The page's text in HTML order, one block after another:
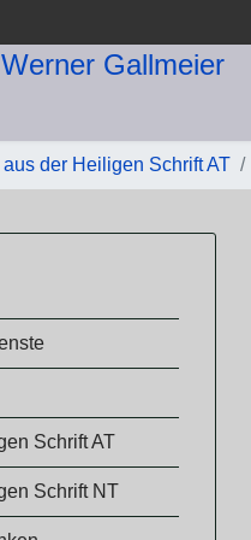
aus der Heiligen Schrift AT
Schrift AT
Schrift NT